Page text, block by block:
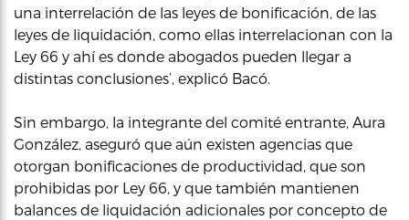
una interrelación de las leyes de bonificación, de las
leyes de liquidación, como ellas interrelacionan con la
Ley 66 y ahí es donde abogados pueden llegar a
distintas conclusiones’, explicó Bacó.
Sin embargo, la integrante del comité entrante, Aura
González, aseguró que aún existen agencias que
otorgan bonificaciones de productividad, que son
prohibidas por Ley 66, y que también mantienen
balances de liquidación adicionales por concepto de